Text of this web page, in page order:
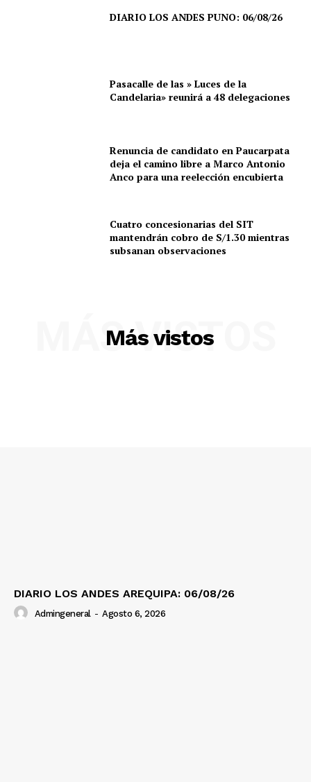
SUSCRIBETE
DIARIO LOS ANDES PUNO: 06/08/26
Pasacalle de las » Luces de la
Candelaria» reunirá a 48 delegaciones
Renuncia de candidato en Paucarpata
deja el camino libre a Marco Antonio
Anco para una reelección encubierta
Cuatro concesionarias del SIT
mantendrán cobro de S/1.30 mientras
subsanan observaciones
Más vistos
MÁS VISTOS
DIARIO LOS ANDES AREQUIPA: 06/08/26
Admingeneral - Agosto 6, 2026